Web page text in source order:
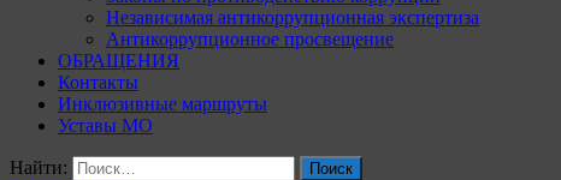
Независимая антикоррупционная экспертиза
Антикоррупционное просвещение
ОБРАЩЕНИЯ
Контакты
Инклюзивные маршруты
Уставы МО
Найти: